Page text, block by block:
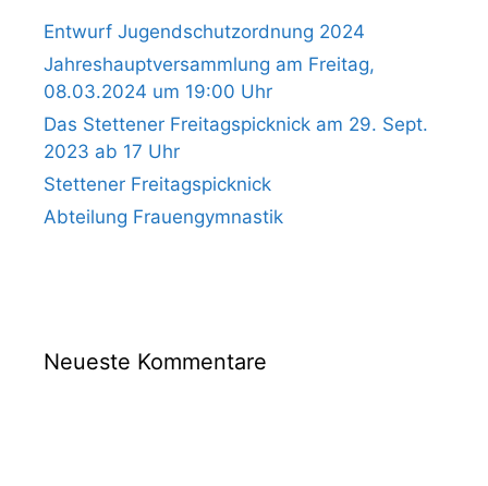
Entwurf Jugendschutzordnung 2024
Jahreshauptversammlung am Freitag,
08.03.2024 um 19:00 Uhr
Das Stettener Freitagspicknick am 29. Sept.
2023 ab 17 Uhr
Stettener Freitagspicknick
Abteilung Frauengymnastik
Neueste Kommentare